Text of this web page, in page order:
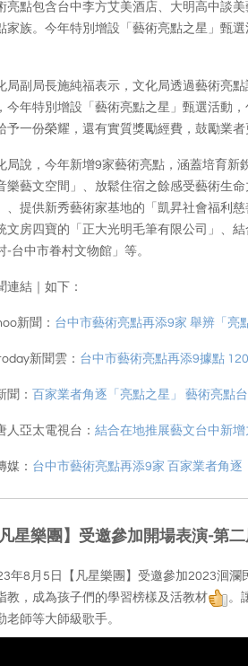
亮點包含台中李方艾美酒店、大明高中談
家族。今年特別增設「藝術亮點之星」甄
局副局長施純福表示，文化局透過藝術亮
今年特別增設「藝術亮點之星」甄選活動
予一份榮耀，還有實質獎勵經費，鼓勵業者
局說，今年新增9家藝術亮點，涵蓋培育新
樂藝文空間」、放鬆住宿之餘感受藝術生
、提供新秀藝術家基地的「凱昇社會福利
文房四寶的「正大光明毛筆有限公司」、
-台中市眷村文物館」等。
連結｜如下：
新聞： 台中市藝術亮點再添9家 舉辨「亮
新聞雲： 台中市藝術亮點再添9據點
聞： 百家業者角逐「亮點之星」 藝術亮點
人亞太電視台： 結合在地推展藝文台中新
媒： 台中市藝術亮點再添9家 百家業者角逐
凡星樂團】受邀參加開場表演-第
年8月5日【凡星樂團】受邀參加2023洄
教，成為孩子們的學習榜樣及活教材
。
老師等大師級歌手。